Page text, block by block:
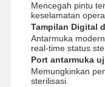
Pencuci
Peralatan CSSD
Peralatan
Mencegah pintu
keselamatan
Tampilan Digital
Antarmuka
real-time status
Port antarmuka
Memungkinkan
sterilisasi.